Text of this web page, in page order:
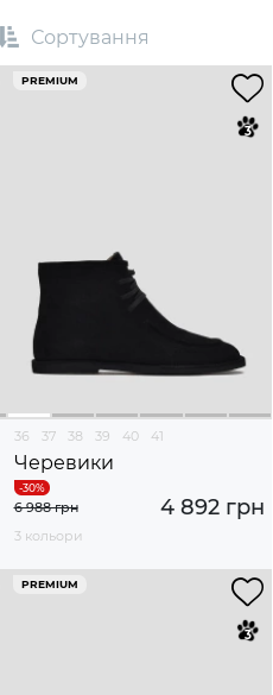
Сортування
PREMIUM
36 37 38 39 40 41
Черевики
4 892 грн
6 988 грн
3 кольори
PREMIUM